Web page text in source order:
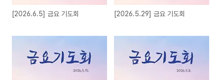
[2026.6.5] 금요 기도회 [2026.5.29] 금요 기도회